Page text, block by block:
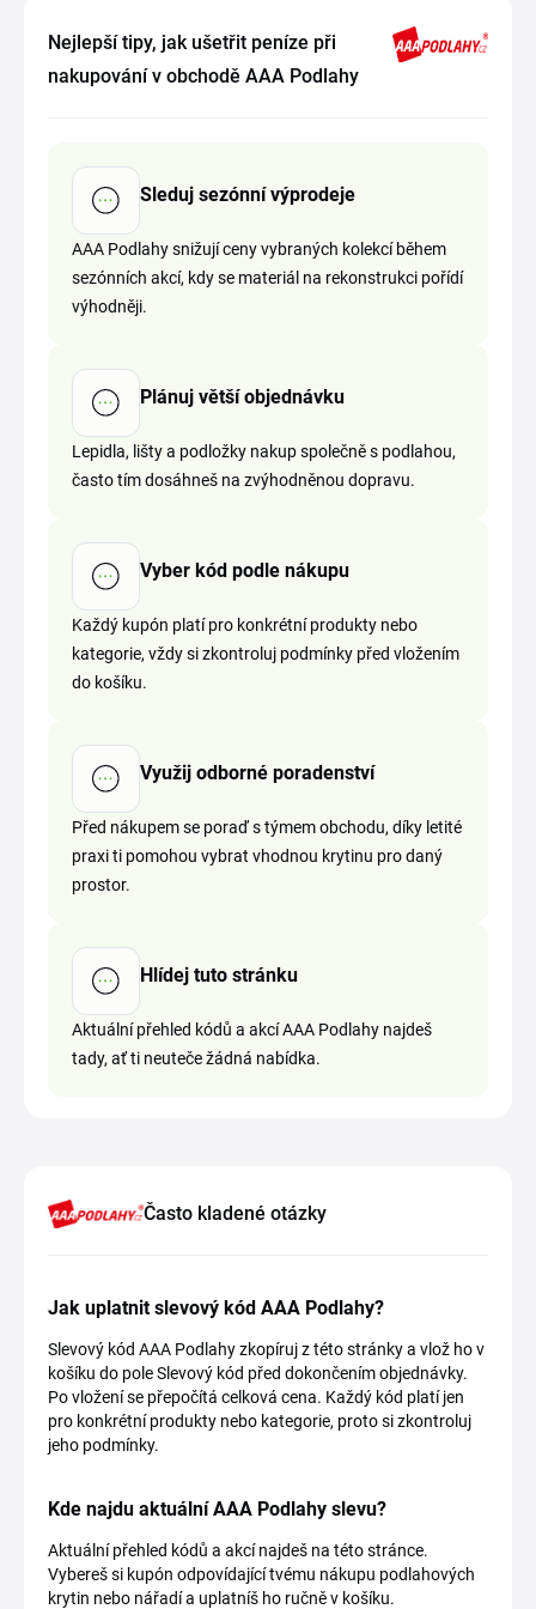
Nejlepší tipy, jak ušetřit peníze při
nakupování v obchodě AAA Podlahy
Sleduj sezónní výprodeje
AAA Podlahy snižují ceny vybraných kolekcí během
sezónních akcí, kdy se materiál na rekonstrukci pořídí
výhodněji.
Plánuj větší objednávku
Lepidla, lišty a podložky nakup společně s podlahou,
často tím dosáhneš na zvýhodněnou dopravu.
Vyber kód podle nákupu
Každý kupón platí pro konkrétní produkty nebo
kategorie, vždy si zkontroluj podmínky před vložením
do košíku.
Využij odborné poradenství
Před nákupem se poraď s týmem obchodu, díky letité
praxi ti pomohou vybrat vhodnou krytinu pro daný
prostor.
Hlídej tuto stránku
Aktuální přehled kódů a akcí AAA Podlahy najdeš
tady, ať ti neuteče žádná nabídka.
Často kladené otázky
Jak uplatnit slevový kód AAA Podlahy?
Slevový kód AAA Podlahy zkopíruj z této stránky a vlož ho v
košíku do pole Slevový kód před dokončením objednávky.
Po vložení se přepočítá celková cena. Každý kód platí jen
pro konkrétní produkty nebo kategorie, proto si zkontroluj
jeho podmínky.
Kde najdu aktuální AAA Podlahy slevu?
Aktuální přehled kódů a akcí najdeš na této stránce.
Vybereš si kupón odpovídající tvému nákupu podlahových
krytin nebo nářadí a uplatníš ho ručně v košíku.